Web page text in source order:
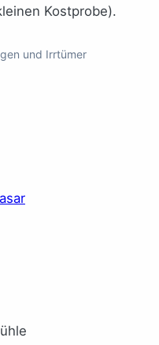
Kostprobe).
und Irrtümer